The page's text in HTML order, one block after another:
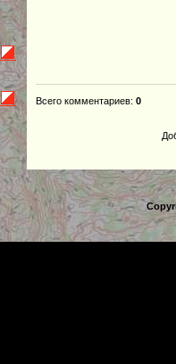
Всего комментариев: 0